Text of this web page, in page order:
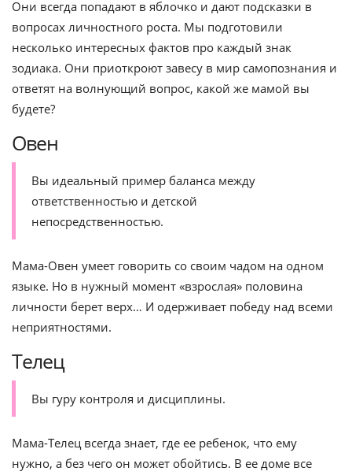
Они всегда попадают в яблочко и дают подсказки в
вопросах личностного роста. Мы подготовили
несколько интересных фактов про каждый знак
зодиака. Они приоткроют завесу в мир самопознания и
ответят на волнующий вопрос, какой же мамой вы
будете?
Овен
Вы идеальный пример баланса между
ответственностью и детской
непосредственностью.
Мама-Овен умеет говорить со своим чадом на одном
языке. Но в нужный момент «взрослая» половина
личности берет верх… И одерживает победу над всеми
неприятностями.
Телец
Вы гуру контроля и дисциплины.
Мама-Телец всегда знает, где ее ребенок, что ему
нужно, а без чего он может обойтись. В ее доме все